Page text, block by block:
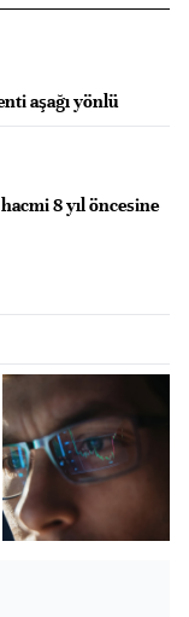
aşağı yönlü
8 yıl öncesine